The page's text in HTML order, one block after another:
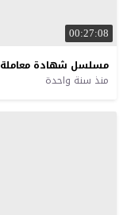
00:27:08
مسلسل شهادة معاملة
منذ سنة واحدة